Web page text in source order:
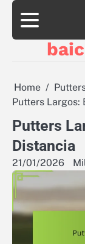
Skip
content
Home
Putters Largos:
Putters
Distancia
21/01/2026